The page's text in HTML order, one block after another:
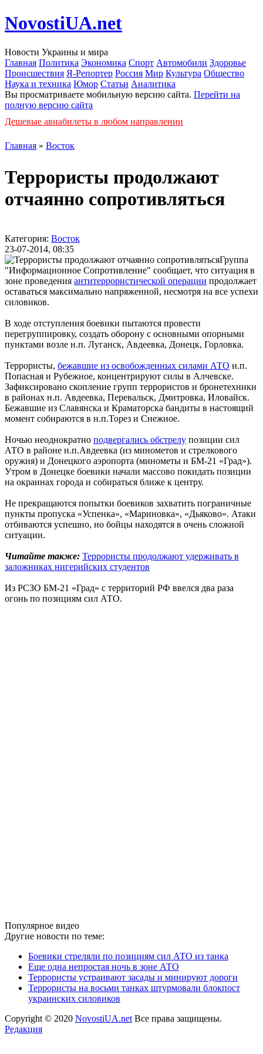
NovostiUA.net
Новости Украины и мира
Главная Политика Экономика Спорт Автомобили Здоровье
Происшествия Я-Репортер Россия Мир Культура Общество
Наука и техника Юмор Статьи Аналитика
Вы просматриваете мобильную версию сайта. Перейти на
полную версию сайта
Дешевые авиабилеты в любом направлении
Главная » Восток
Террористы продолжают
отчаянно сопротивляться
Категория: Восток
23-07-2014, 08:35
Группа
"Информационное Сопротивление" сообщает, что ситуация в
зоне проведения антитеррористической операции продолжает
оставаться максимально напряженной, несмотря на все успехи
силовиков.
В ходе отступления боевики пытаются провести
перегруппировку, создать оборону с основными опорными
пунктами возле н.п. Луганск, Авдеевка, Донецк, Горловка.
Террористы, бежавшие из освобожденных силами АТО н.п.
Попасная и Рубежное, концентрируют силы в Алчевске.
Зафиксировано скопление групп террористов и бронетехники
в районах н.п. Авдеевка, Перевальск, Дмитровка, Иловайск.
Бежавшие из Славянска и Краматорска бандиты в настоящий
момент собираются в н.п.Торез и Снежное.
Ночью неоднократно подвергались обстрелу позиции сил
АТО в районе н.п.Авдеевка (из минометов и стрелкового
оружия) и Донецкого аэропорта (минометы и БМ-21 «Град»).
Утром в Донецке боевики начали массово покидать позиции
на окраинах города и собираться ближе к центру.
Не прекращаются попытки боевиков захватить пограничные
пункты пропуска «Успенка», «Мариновка», «Дьяково». Атаки
отбиваются успешно, но бойцы находятся в очень сложной
ситуации.
Читайте также: Террористы продолжают удерживать в
заложниках нигерийских студентов
Из РСЗО БМ-21 «Град» с территорий РФ ввелся два раза
огонь по позициям сил АТО.
Популярное видео
Другие новости по теме:
Боевики стреляли по позициям сил АТО из танка
Еще одна непростая ночь в зоне АТО
Террористы устраивают засады и минируют дороги
Террористы на восьми танках штурмовали блокпост
украинских силовиков
Copyright © 2020 NovostiUA.net Все права защищены.
Редакция